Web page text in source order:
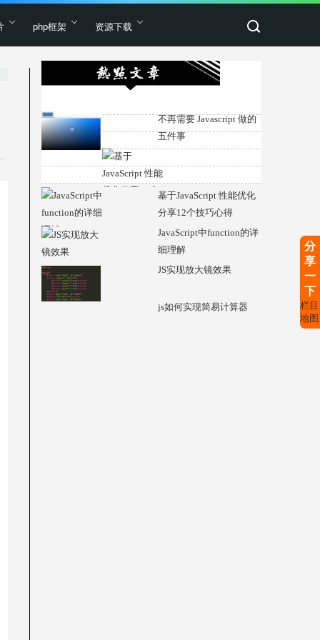
php框架 资源下载
不再需要 Javascript 做的
五件事
基于JavaScript 性能优化
分享12个技巧心得
JavaScript中function的详
细理解
JS实现放大镜效果
js如何实现简易计算器
分
享
一
下
栏目
地图